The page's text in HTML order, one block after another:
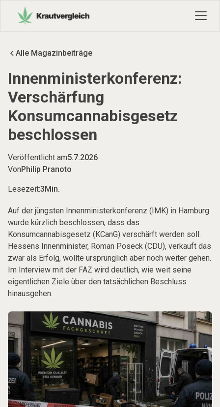
Alle Magazinbeiträge
Innenministerkonferenz:
Verschärfung
Konsumcannabisgesetz
beschlossen
Veröffentlicht am5.7.2026
VonPhilip Pranoto
Lesezeit:3Min.
Auf der jüngsten Innenministerkonferenz (IMK) in Hamburg
wurde kürzlich beschlossen, dass das
Konsumcannabisgesetz (KCanG) verschärft werden soll.
Hessens Innenminister, Roman Poseck (CDU), verkauft das
zwar als Erfolg, wollte ursprünglich aber noch weiter gehen.
Im Interview mit der FAZ wird deutlich, wie weit seine
eigentlichen Ziele über den tatsächlichen Beschluss
hinausgehen.